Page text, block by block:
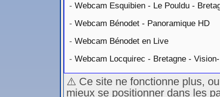
- Webcam Esquibien - Le Pouldu -
- Webcam Bénodet - Panoramique HD
- Webcam Bénodet en Live
- Webcam Locquirec - Bretagne -
⚠️ Ce site ne fonctionne plus,
mieux se positionner dans les